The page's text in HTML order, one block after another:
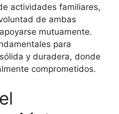
actividades familiares,
de ambas
mutuamente.
para
y duradera, donde
comprometidos.